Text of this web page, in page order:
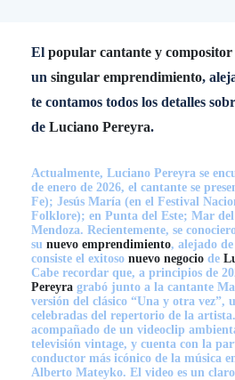
El popular cantante y compositor
un singular emprendimiento,
te contamos todos los detalles
de Luciano Pereyra.
Actualmente, Luciano Pereyra se
de enero de 2026, el cantante se
Fe); Jesús María (en el Festival
Folklore); en Punta del Este; Mar
Mendoza. Recientemente, se
su nuevo emprendimiento, alejado
consiste el exitoso nuevo negocio de
Cabe recordar que, a principios de
Pereyra grabó junto a la cantante
versión del clásico “Una y otra vez”,
celebradas del repertorio de la
acompañado de un videoclip
televisión vintage, y cuenta con la
conductor más icónico de la música
Alberto Mateyko. El video es un